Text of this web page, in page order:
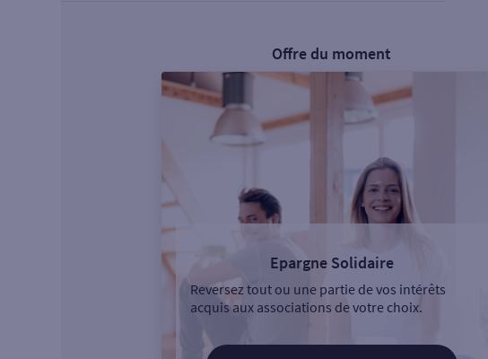
Offre du moment
Epargne Solidaire
Reversez tout ou une partie de vos intérêts
acquis aux associations de votre choix.